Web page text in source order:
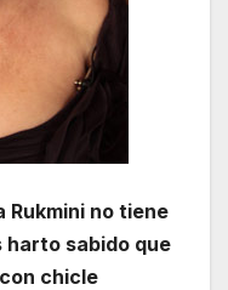
Rukmini no tiene
harto sabido que
chicle